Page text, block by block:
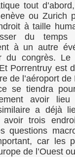
tout
ou Zurich
à taille
du
à un autre
du congrès.
Porrentruy est
de l’aéroport de
se tiendra
avoir
a déjà
avoir trois
questions
car les
de l’Ouest